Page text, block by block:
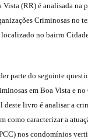
(RR) é analisada na
Criminosas no
no bairro
parte do seguinte
em Boa Vista e
livro é analisar a
como caracterizar a
nos condomínios